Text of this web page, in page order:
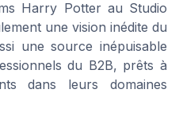
Harry Potter au Studio
une vision inédite du
une source inépuisable
du B2B, prêts à
dans leurs domaines